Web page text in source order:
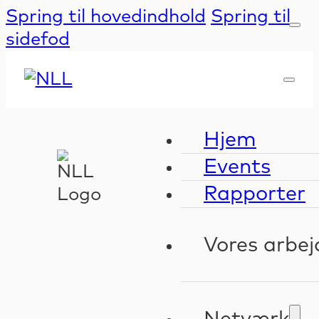
Spring til hovedindhold Spring til
sidefod
Hjem
Events
Rapporter
Vores